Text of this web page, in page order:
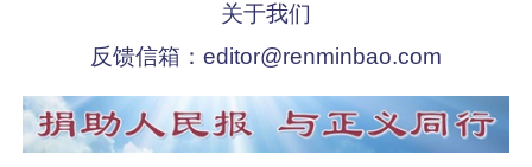
关于我们
反馈信箱： editor@renminbao.com